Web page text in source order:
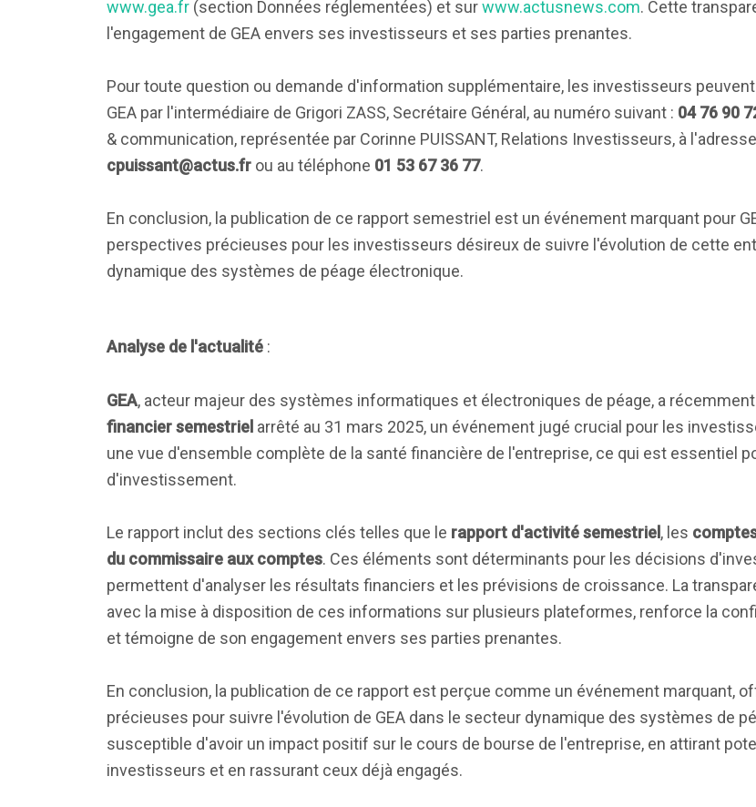
www.gea.fr (section Données réglementées) et surwww.actusnews.com. Cette
l'engagement de GEA envers ses investisseurs et ses parties prenantes.
Pour toute question ou demande d'information supplémentaire, les investisseurs
GEA par l'intermédiaire de Grigori ZASS, Secrétaire Général, au numéro suivant : 04 76 90
& communication, représentée par Corinne PUISSANT, Relations Investisseurs, à
cpuissant@actus.fr ou au téléphone 01 53 67 36 77.
En conclusion, la publication de ce rapport semestriel est un événement marquant pour
perspectives précieuses pour les investisseurs désireux de suivre l'évolution de cette
dynamique des systèmes de péage électronique.
Analyse de l'actualité :
GEA, acteur majeur des systèmes informatiques et électroniques de péage, a
financier semestriel arrêté au 31 mars 2025, un événement jugé crucial pour les
une vue d'ensemble complète de la santé financière de l'entreprise, ce qui est essentiel
d'investissement.
Le rapport inclut des sections clés telles que le rapport d'activité semestriel , les
du commissaire aux comptes. Ces éléments sont déterminants pour les décisions
permettent d'analyser les résultats financiers et les prévisions de croissance. La
avec la mise à disposition de ces informations sur plusieurs plateformes, renforce la
et témoigne de son engagement envers ses parties prenantes.
En conclusion, la publication de ce rapport est perçue comme un événement marquant,
précieuses pour suivre l'évolution de GEA dans le secteur dynamique des systèmes de
susceptible d'avoir un impact positif sur le cours de bourse de l'entreprise, en attirant
investisseurs et en rassurant ceux déjà engagés.